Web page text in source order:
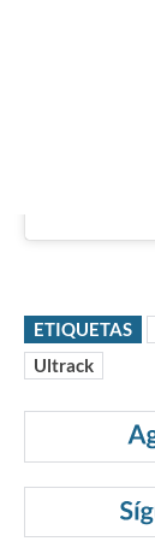
ETIQUETAS
Ultrack